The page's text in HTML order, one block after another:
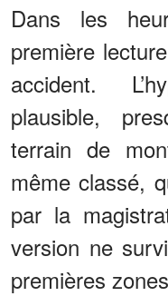
Dans les
première
accident.
plausible,
terrain de
même classé,
par la
version ne
premières